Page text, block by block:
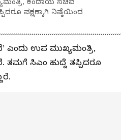
ಪಕ್ಷಕ್ಕಾಗಿ ನಿಷ್ಠೆಯಿಂದ
ಎಂದು ಉಪ ಮುಖ್ಯಮಂತ್ರಿ,
ತಮಗೆ ಸಿಎಂ ಹುದ್ದೆ ತಪ್ಪಿದರೂ